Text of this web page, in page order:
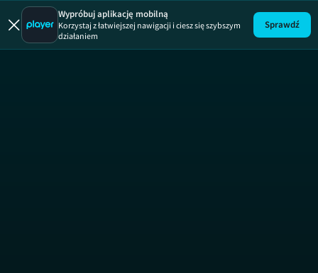
Szkoła
Wypróbuj aplikację mobilną
Korzystaj z łatwiejszej nawigacji i ciesz się szybszym
działaniem
Sprawdź